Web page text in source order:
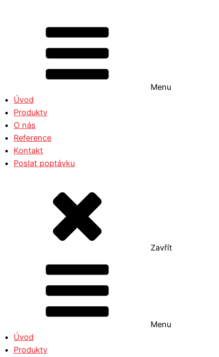
Menu
Úvod
Produkty
O nás
Reference
Kontakt
Poslat poptávku
Zavřít
Menu
Úvod
Produkty